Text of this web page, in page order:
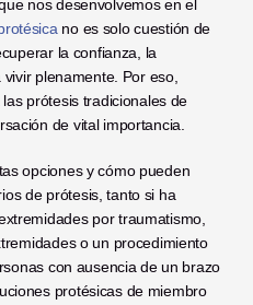
nos desenvolvemos en el
no es solo cuestión de
la confianza, la
plenamente. Por eso,
prótesis tradicionales de
de vital importancia.
opciones y cómo pueden
de prótesis, tanto si ha
por traumatismo,
o un procedimiento
con ausencia de un brazo
protésicas de miembro